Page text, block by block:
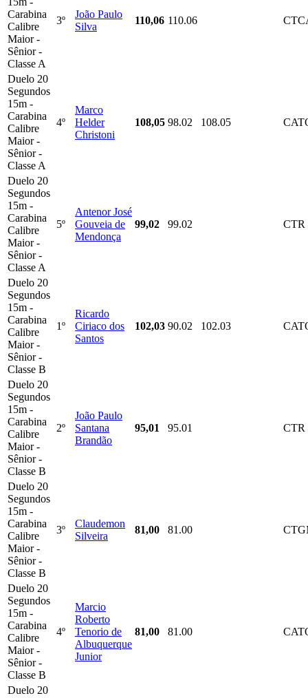
Carabina
Calibre
Maior -
Sênior -
Classe A
3º
João Paulo
Silva
110,06 110.06
Duelo 20
Segundos
15m -
Carabina
Calibre
Maior -
Sênior -
Classe A
4º
Marco
Helder
Christoni
108,05 98.02 108.05
Duelo 20
Segundos
15m -
Carabina
Calibre
Maior -
Sênior -
Classe A
5º
Antenor José
Gouveia de
Mendonça
99,02 99.02 CTR
Duelo 20
Segundos
15m -
Carabina
Calibre
Maior -
Sênior -
Classe B
1º
Ricardo
Ciriaco dos
Santos
102,03 90.02 102.03
Duelo 20
Segundos
15m -
Carabina
Calibre
Maior -
Sênior -
Classe B
2º
João Paulo
Santana
Brandão
95,01 95.01 CTR
Duelo 20
Segundos
15m -
Carabina
Calibre
Maior -
Sênior -
Classe B
3º
Claudemon
Silveira
81,00 81.00
Duelo 20
Segundos
15m -
Carabina
Calibre
Maior -
Sênior -
Classe B
4º
Marcio
Roberto
Tenorio de
Albuquerque
Junior
81,00 81.00
Duelo 20